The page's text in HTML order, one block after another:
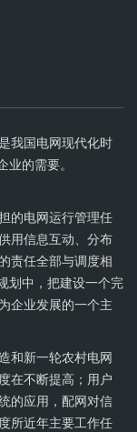
我国电网现代化时
业的需要。
的电网运行管理任
用信息互动、分布
责任全部与调度相
划中，把建设一个完
企业发展的一个主
和新一轮农村电网
在不断提高；用户
的应用，配网对信
所近年主要工作任